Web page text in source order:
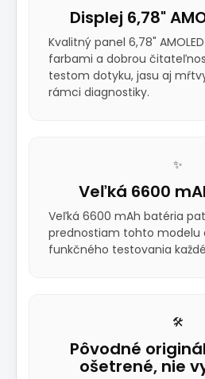
Displej 6,78"
Kvalitný panel 6,78"
farbami a dobrou
testom dotyku, jasu aj
rámci diagnostiky.
✨
Veľká 6600
Veľká 6600 mAh batéria
prednostiam tohto modelu
funkčného testovania
🛠️
Pôvodné
ošetrené, nie